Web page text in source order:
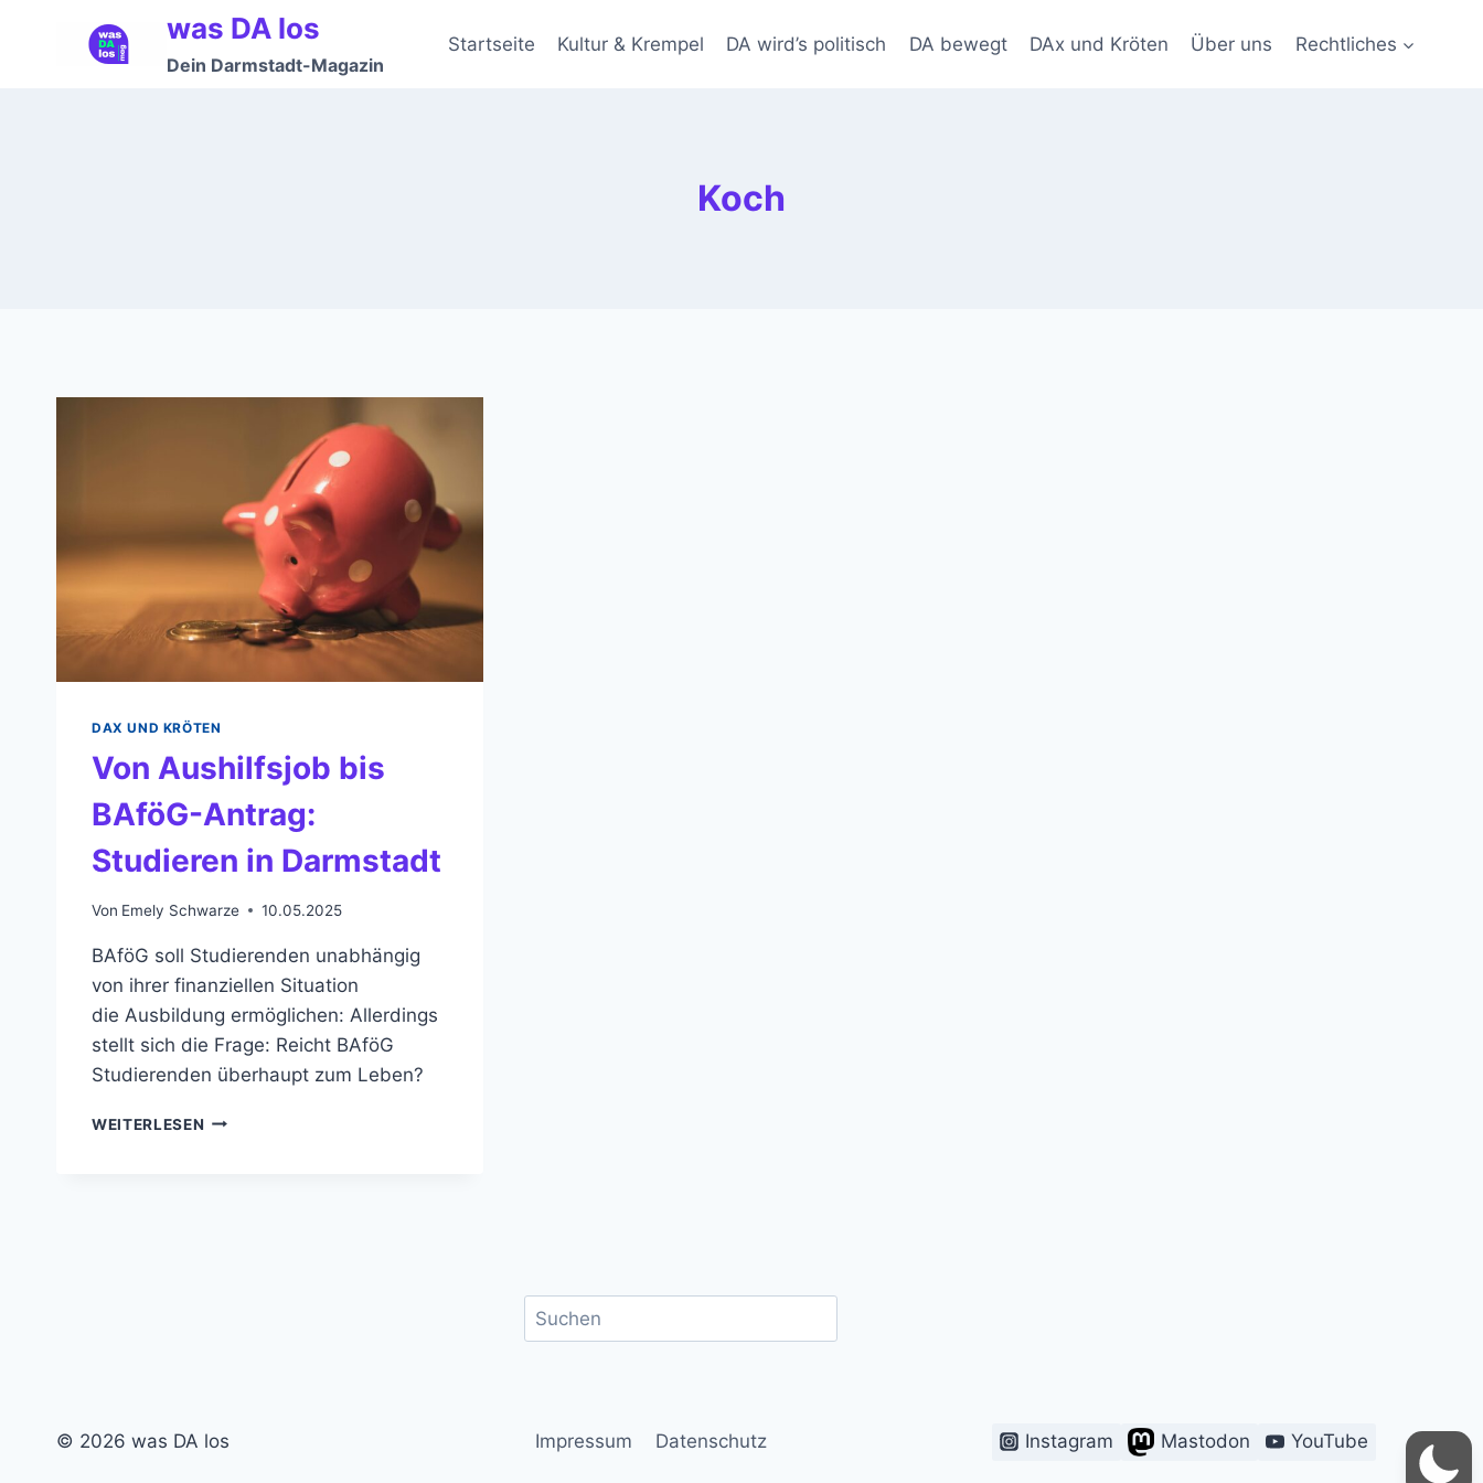
was DA los
Dein Darmstadt-Magazin
Startseite Kultur & Krempel DA wird’s politisch DA bewegt DAx und Kröten Über uns Rechtliches
Koch
DAX UND KRÖTEN
Von Aushilfsjob bis
BAföG-Antrag:
Studieren in Darmstadt
Von Emely Schwarze 10.05.2025
BAföG soll Studierenden unabhängig
von ihrer finanziellen Situation
die Ausbildung ermöglichen: Allerdings
stellt sich die Frage: Reicht BAföG
Studierenden überhaupt zum Leben?
WEITERLESEN VON
Suchen
© 2026 was DA los Impressum Datenschutz Instagram Mastodon YouTube